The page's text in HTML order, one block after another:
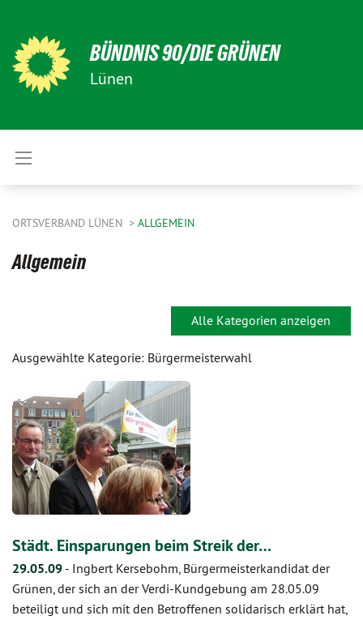
BÜNDNIS 90/DIE GRÜNEN
Lünen
ORTSVERBAND LÜNEN ALLGEMEIN
Allgemein
Alle Kategorien anzeigen
Ausgewählte Kategorie: Bürgermeisterwahl
Städt. Einsparungen beim Streik der…
29.05.09 - Ingbert Kersebohm, Bürgermeisterkandidat der
Grünen, der sich an der Verdi-Kundgebung am 28.05.09
beteiligt und sich mit den Betroffenen solidarisch erklärt hat,